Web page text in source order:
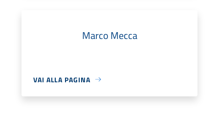
Marco Mecca
VAI ALLA PAGINA